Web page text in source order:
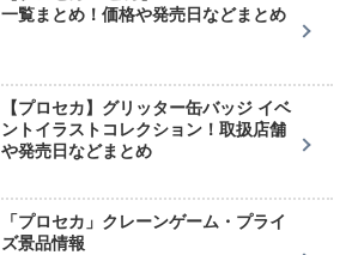
一覧まとめ！価格や発売日などまとめ
【プロセカ】グリッター缶バッジ イベ
ントイラストコレクション！取扱店舗
や発売日などまとめ
「プロセカ」クレーンゲーム・プライ
ズ景品情報